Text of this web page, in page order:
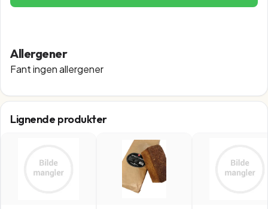
Allergener
Fant ingen allergener
Lignende produkter